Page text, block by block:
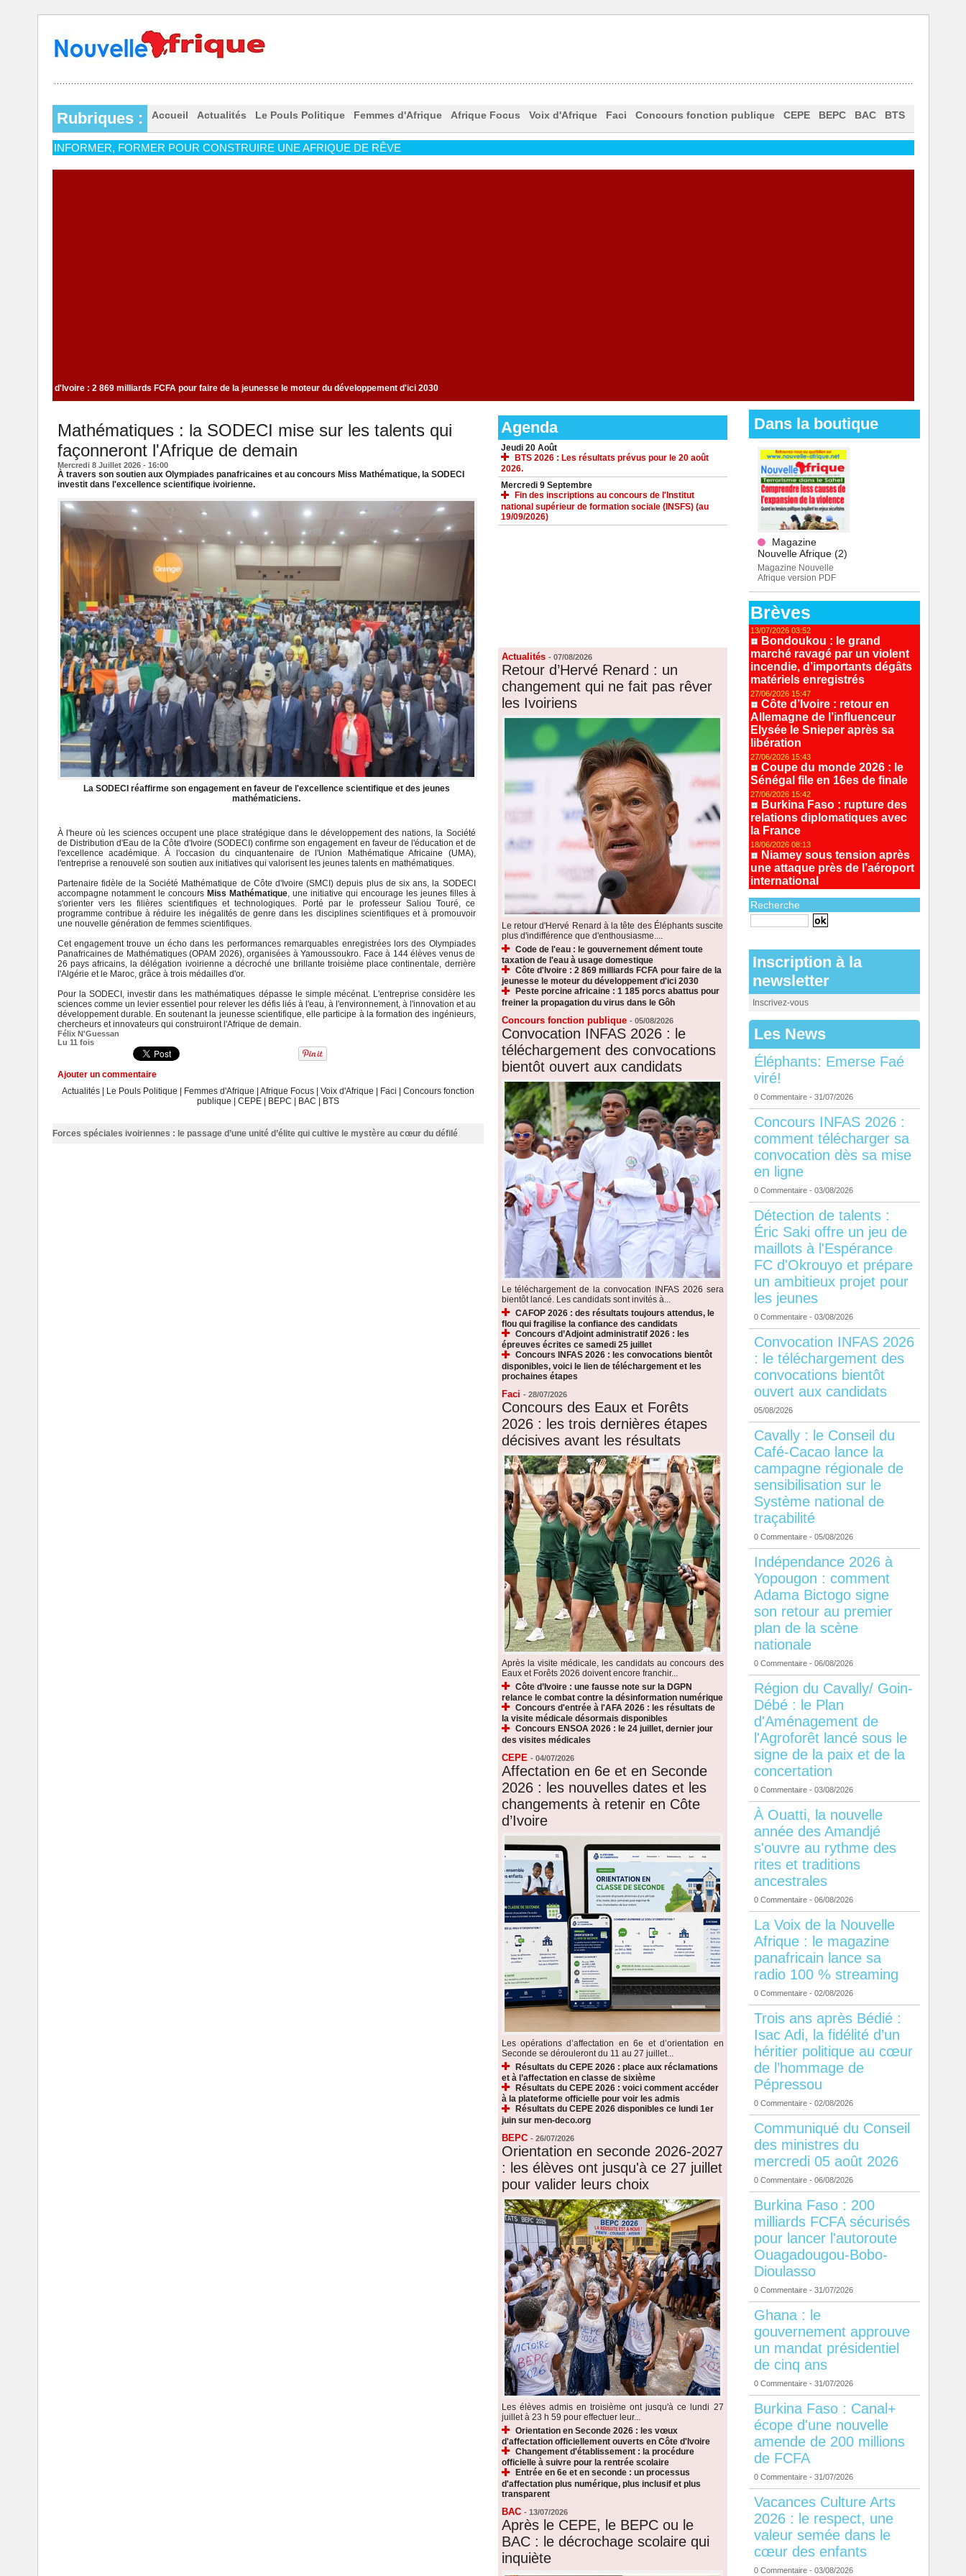
Rubriques : Accueil Actualités Le Pouls Politique Femmes d'Afrique Afrique Focus Voix d'Afrique Faci Concours fonction publique CEPE BEPC BAC BTS
INFORMER, FORMER POUR CONSTRUIRE UNE AFRIQUE DE RÊVE
à usage domestique Côte d'Ivoire : 2 869 milliards FCFA pour faire de la jeunesse le moteur du développement d'ici 2030
Mathématiques : la SODECI mise sur les talents qui
façonneront l'Afrique de demain
Mercredi 8 Juillet 2026 - 16:00
À travers son soutien aux Olympiades panafricaines et au concours Miss Mathématique, la SODECI
investit dans l'excellence scientifique ivoirienne.
La SODECI réaffirme son engagement en faveur de l'excellence scientifique et des jeunes
mathématiciens.
À l'heure où les sciences occupent une place stratégique dans le développement des nations, la Société
de Distribution d'Eau de la Côte d'Ivoire (SODECI) confirme son engagement en faveur de l'éducation et de
l'excellence académique. À l'occasion du cinquantenaire de l'Union Mathématique Africaine (UMA),
l'entreprise a renouvelé son soutien aux initiatives qui valorisent les jeunes talents en mathématiques.
Partenaire fidèle de la Société Mathématique de Côte d'Ivoire (SMCI) depuis plus de six ans, la SODECI
accompagne notamment le concours Miss Mathématique, une initiative qui encourage les jeunes filles à
s'orienter vers les filières scientifiques et technologiques. Porté par le professeur Saliou Touré, ce
programme contribue à réduire les inégalités de genre dans les disciplines scientifiques et à promouvoir
une nouvelle génération de femmes scientifiques.
Cet engagement trouve un écho dans les performances remarquables enregistrées lors des Olympiades
Panafricaines de Mathématiques (OPAM 2026), organisées à Yamoussoukro. Face à 144 élèves venus de
26 pays africains, la délégation ivoirienne a décroché une brillante troisième place continentale, derrière
l'Algérie et le Maroc, grâce à trois médailles d'or.
Pour la SODECI, investir dans les mathématiques dépasse le simple mécénat. L'entreprise considère les
sciences comme un levier essentiel pour relever les défis liés à l'eau, à l'environnement, à l'innovation et au
développement durable. En soutenant la jeunesse scientifique, elle participe à la formation des ingénieurs,
chercheurs et innovateurs qui construiront l'Afrique de demain.
Félix N'Guessan
Lu 11 fois
Ajouter un commentaire
Actualités
Le Pouls Politique Femmes d'Afrique Afrique Focus Voix d'Afrique Faci
Concours fonction
publique
CEPE BEPC BAC BTS
Forces spéciales ivoiriennes : le passage d’une unité d’élite qui cultive le mystère au cœur du défilé
Agenda
Jeudi 20 Août
BTS 2026 : Les résultats prévus pour le 20 août
2026.
Mercredi 9 Septembre
Fin des inscriptions au concours de l'Institut
national supérieur de formation sociale (INSFS) (au
19/09/2026)
Actualités - 07/08/2026
Retour d’Hervé Renard : un
changement qui ne fait pas rêver
les Ivoiriens
Le retour d'Hervé Renard à la tête des Éléphants suscite
plus d'indifférence que d'enthousiasme....
Code de l'eau : le gouvernement dément toute
taxation de l'eau à usage domestique
Côte d'Ivoire : 2 869 milliards FCFA pour faire de la
jeunesse le moteur du développement d'ici 2030
Peste porcine africaine : 1 185 porcs abattus pour
freiner la propagation du virus dans le Gôh
Concours fonction publique - 05/08/2026
Convocation INFAS 2026 : le
téléchargement des convocations
bientôt ouvert aux candidats
Le téléchargement de la convocation INFAS 2026 sera
bientôt lancé. Les candidats sont invités à...
CAFOP 2026 : des résultats toujours attendus, le
flou qui fragilise la confiance des candidats
Concours d’Adjoint administratif 2026 : les
épreuves écrites ce samedi 25 juillet
Concours INFAS 2026 : les convocations bientôt
disponibles, voici le lien de téléchargement et les
prochaines étapes
Faci - 28/07/2026
Concours des Eaux et Forêts
2026 : les trois dernières étapes
décisives avant les résultats
Après la visite médicale, les candidats au concours des
Eaux et Forêts 2026 doivent encore franchir...
Côte d’Ivoire : une fausse note sur la DGPN
relance le combat contre la désinformation numérique
Concours d'entrée à l'AFA 2026 : les résultats de
la visite médicale désormais disponibles
Concours ENSOA 2026 : le 24 juillet, dernier jour
des visites médicales
CEPE - 04/07/2026
Affectation en 6e et en Seconde
2026 : les nouvelles dates et les
changements à retenir en Côte
d’Ivoire
Les opérations d’affectation en 6e et d’orientation en
Seconde se dérouleront du 11 au 27 juillet...
Résultats du CEPE 2026 : place aux réclamations
et à l’affectation en classe de sixième
Résultats du CEPE 2026 : voici comment accéder
à la plateforme officielle pour voir les admis
Résultats du CEPE 2026 disponibles ce lundi 1er
juin sur men-deco.org
BEPC - 26/07/2026
Orientation en seconde 2026-2027
: les élèves ont jusqu'à ce 27 juillet
pour valider leurs choix
Les élèves admis en troisième ont jusqu'à ce lundi 27
juillet à 23 h 59 pour effectuer leur...
Orientation en Seconde 2026 : les vœux
d'affectation officiellement ouverts en Côte d'Ivoire
Changement d'établissement : la procédure
officielle à suivre pour la rentrée scolaire
Entrée en 6e et en seconde : un processus
d'affectation plus numérique, plus inclusif et plus
transparent
BAC - 13/07/2026
Après le CEPE, le BEPC ou le
BAC : le décrochage scolaire qui
inquiète
Dans la boutique
Magazine
Nouvelle Afrique (2)
Magazine Nouvelle
Afrique version PDF
Brèves
13/07/2026 03:52
Bondoukou : le grand
marché ravagé par un violent
incendie, d’importants dégâts
matériels enregistrés
27/06/2026 15:47
Côte d’Ivoire : retour en
Allemagne de l’influenceur
Elysée le Snieper après sa
libération
27/06/2026 15:43
Coupe du monde 2026 : le
Sénégal file en 16es de finale
27/06/2026 15:42
Burkina Faso : rupture des
relations diplomatiques avec
la France
18/06/2026 08:13
Niamey sous tension après
une attaque près de l’aéroport
international
Recherche
Inscription à la
newsletter
Inscrivez-vous
Les News
Éléphants: Emerse Faé
viré!
0 Commentaire - 31/07/2026
Concours INFAS 2026 :
comment télécharger sa
convocation dès sa mise
en ligne
0 Commentaire - 03/08/2026
Détection de talents :
Éric Saki offre un jeu de
maillots à l'Espérance
FC d'Okrouyo et prépare
un ambitieux projet pour
les jeunes
0 Commentaire - 03/08/2026
Convocation INFAS 2026
: le téléchargement des
convocations bientôt
ouvert aux candidats
05/08/2026
Cavally : le Conseil du
Café-Cacao lance la
campagne régionale de
sensibilisation sur le
Système national de
traçabilité
0 Commentaire - 05/08/2026
Indépendance 2026 à
Yopougon : comment
Adama Bictogo signe
son retour au premier
plan de la scène
nationale
0 Commentaire - 06/08/2026
Région du Cavally/ Goin-
Débé : le Plan
d'Aménagement de
l'Agroforêt lancé sous le
signe de la paix et de la
concertation
0 Commentaire - 03/08/2026
À Ouatti, la nouvelle
année des Amandjé
s'ouvre au rythme des
rites et traditions
ancestrales
0 Commentaire - 06/08/2026
La Voix de la Nouvelle
Afrique : le magazine
panafricain lance sa
radio 100 % streaming
0 Commentaire - 02/08/2026
Trois ans après Bédié :
Isac Adi, la fidélité d’un
héritier politique au cœur
de l’hommage de
Pépressou
0 Commentaire - 02/08/2026
Communiqué du Conseil
des ministres du
mercredi 05 août 2026
0 Commentaire - 06/08/2026
Burkina Faso : 200
milliards FCFA sécurisés
pour lancer l'autoroute
Ouagadougou-Bobo-
Dioulasso
0 Commentaire - 31/07/2026
Ghana : le
gouvernement approuve
un mandat présidentiel
de cinq ans
0 Commentaire - 31/07/2026
Burkina Faso : Canal+
écope d'une nouvelle
amende de 200 millions
de FCFA
0 Commentaire - 31/07/2026
Vacances Culture Arts
2026 : le respect, une
valeur semée dans le
cœur des enfants
0 Commentaire - 03/08/2026